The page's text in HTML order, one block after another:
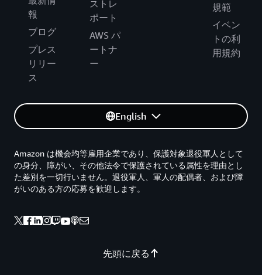
報
ブログ
プレス
リリー
ス
ストレ
ポート
AWS パ
ートナ
ー
規範
イベン
トの利
用規約
English
先頭に戻る
Amazon は機会均等雇用企業であり、保護対象退役軍人として
の身分、障がい、その他法令で保護されている属性を理由とし
た差別を一切行いません。退役軍人、軍人の配偶者、および障
がいのある方の応募を歓迎します。